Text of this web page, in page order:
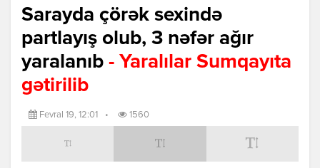
Sarayda çörək sexində
partlayış olub, 3 nəfər ağır
yaralanıb - Yaralılar Sumqayıta
gətirilib
Fevral 19, 12:01 • 1560